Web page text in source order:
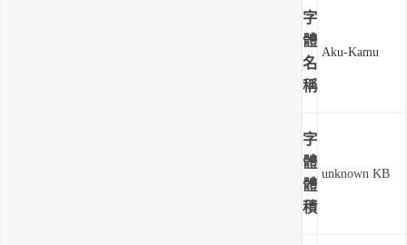
字
體
名
稱
Aku-Kamu
字
體
體
積
unknown KB